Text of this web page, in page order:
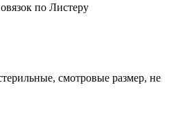
по Листеру
смотровые размер, не